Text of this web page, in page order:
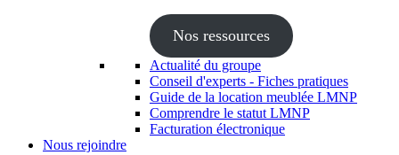
Nos ressources
Actualité du groupe
Conseil d'experts - Fiches pratiques
Guide de la location meublée LMNP
Comprendre le statut LMNP
Facturation électronique
Nous rejoindre